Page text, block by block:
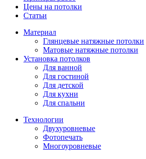
Цены на потолки
Статьи
Материал
Глянцевые натяжные потолки
Матовые натяжные потолки
Установка потолков
Для ванной
Для гостиной
Для детской
Для кухни
Для спальни
Технологии
Двухуровневые
Фотопечать
Многоуровневые